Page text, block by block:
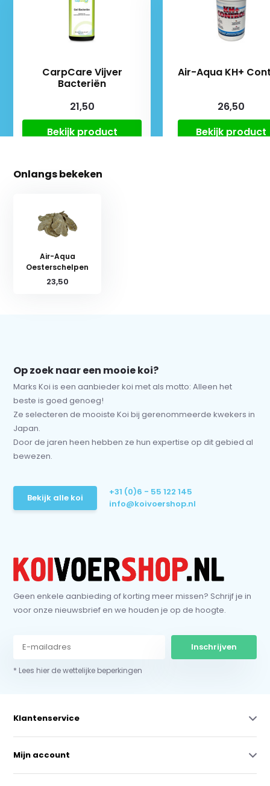
CarpCare Vijver
Bacteriën
21,50
Bekijk product
Air-Aqua KH+
26,50
Bekijk product
Onlangs bekeken
Air-Aqua
Oesterschelpen
23,50
Op zoek naar een mooie koi?
Marks Koi is een aanbieder koi met als motto: Alleen het
beste is goed genoeg!
Ze selecteren de mooiste Koi bij gerenommeerde kwekers in
Japan.
Door de jaren heen hebben ze hun expertise op dit gebied al
bewezen.
Bekijk alle koi
+31 (0)6 - 55 122 145
info@koivoershop.nl
Geen enkele aanbieding of korting meer missen? Schrijf je in
voor onze nieuwsbrief en we houden je op de hoogte.
Inschrijven
* Lees hier de wettelijke beperkingen
Klantenservice
Mijn account